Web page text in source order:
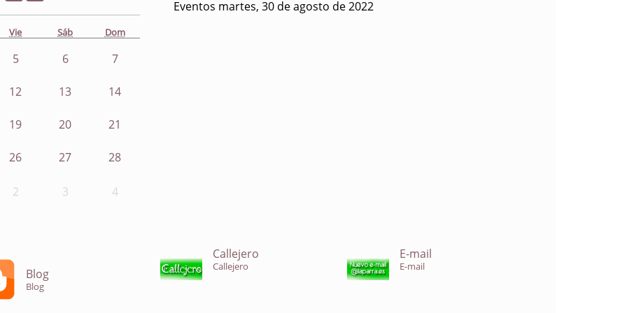
Vie Sáb Dom
5 6 7
12 13 14
19 20 21
26 27 28
2 3 4
Eventos martes, 30 de agosto de 2022
Blog
Blog
Callejero
Callejero
E-mail
E-mail